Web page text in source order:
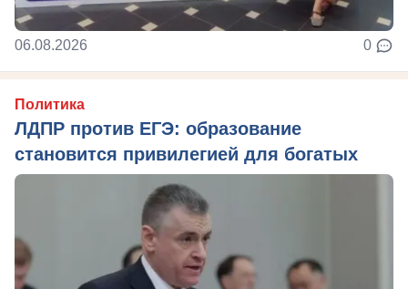
06.08.2026 0
Политика
ЛДПР против ЕГЭ: образование
становится привилегией для богатых